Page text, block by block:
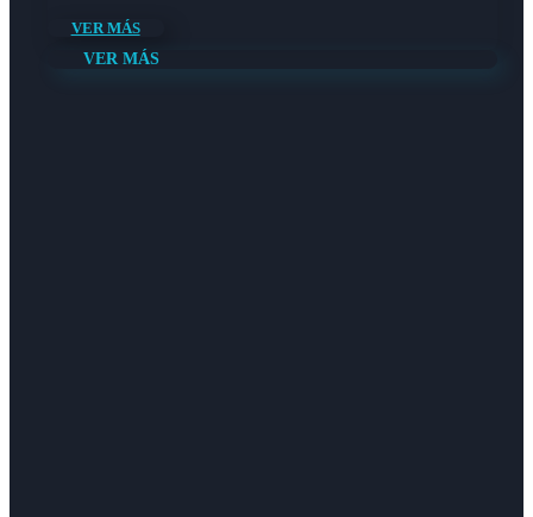
VER MÁS
VER MÁS